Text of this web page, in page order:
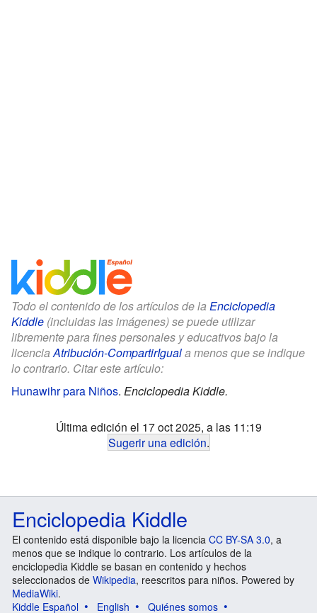
Todo el contenido de los artículos de la Enciclopedia
Kiddle (incluidas las imágenes) se puede utilizar
libremente para fines personales y educativos bajo la
licenciaAtribución-CompartirIguala menos que se indique
lo contrario. Citar este artículo:
Hunawihr para Niños. Enciclopedia Kiddle.
Última edición el 17 oct 2025, a las 11:19
Sugerir una edición.
Enciclopedia Kiddle
El contenido está disponible bajo la licencia CC BY-SA 3.0, a
menos que se indique lo contrario. Los artículos de la
enciclopedia Kiddle se basan en contenido y hechos
seleccionados de Wikipedia, reescritos para niños. Powered by
MediaWiki.
Kiddle Español
English Quiénes somos